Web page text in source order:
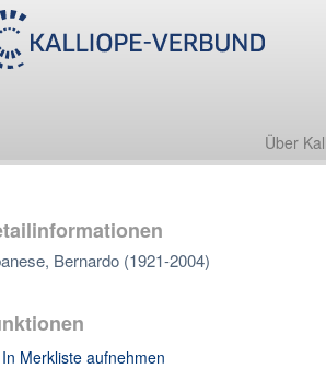
Über
Bernardo (1921-2004)
In Merkliste aufnehmen